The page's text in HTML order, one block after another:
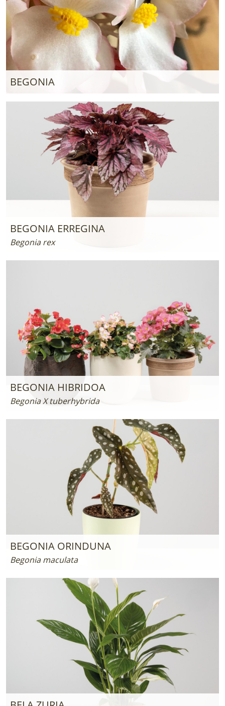
BEGONIA
BEGONIA ERREGINA
Begonia rex
BEGONIA HIBRIDOA
Begonia X tuberhybrida
BEGONIA ORINDUNA
Begonia maculata